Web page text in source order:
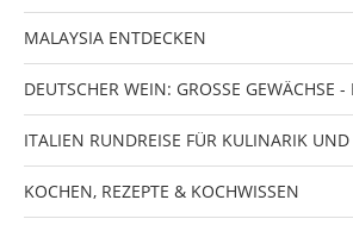
MALAYSIA ENTDECKEN
DEUTSCHER WEIN: GROSSE GEWÄCHSE -
ITALIEN RUNDREISE FÜR KULINARIK UND
KOCHEN, REZEPTE & KOCHWISSEN